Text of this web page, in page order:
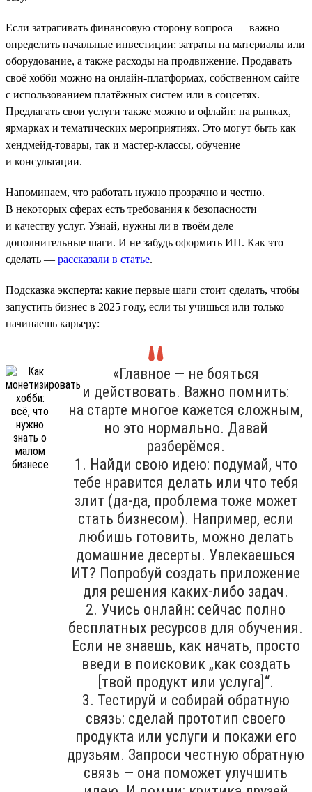
Если затрагивать финансовую сторону вопроса — важно
определить начальные инвестиции: затраты на материалы или
оборудование, а также расходы на продвижение. Продавать
своё хобби можно на онлайн-платформах, собственном сайте
с использованием платёжных систем или в соцсетях.
Предлагать свои услуги также можно и офлайн: на рынках,
ярмарках и тематических мероприятиях. Это могут быть как
хендмейд-товары, так и мастер-классы, обучение
и консультации.
Напоминаем, что работать нужно прозрачно и честно.
В некоторых сферах есть требования к безопасности
и качеству услуг. Узнай, нужны ли в твоём деле
дополнительные шаги. И не забудь оформить ИП. Как это
сделать — рассказали в статье.
Подсказка эксперта: какие первые шаги стоит сделать, чтобы
запустить бизнес в 2025 году, если ты учишься или только
начинаешь карьеру:
«Главное — не бояться
и действовать. Важно помнить:
на старте многое кажется сложным,
но это нормально. Давай
разберёмся.
1. Найди свою идею: подумай, что
тебе нравится делать или что тебя
злит (да-да, проблема тоже может
стать бизнесом). Например, если
любишь готовить, можно делать
домашние десерты. Увлекаешься
ИТ? Попробуй создать приложение
для решения каких-либо задач.
2. Учись онлайн: сейчас полно
бесплатных ресурсов для обучения.
Если не знаешь, как начать, просто
введи в поисковик „как создать
[твой продукт или услуга]“.
3. Тестируй и собирай обратную
связь: сделай прототип своего
продукта или услуги и покажи его
друзьям. Запроси честную обратную
связь — она поможет улучшить